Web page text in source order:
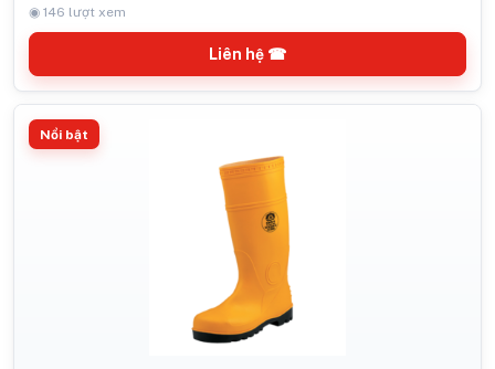
◉ 146 lượt xem
Liên hệ ☎
Nổi bật